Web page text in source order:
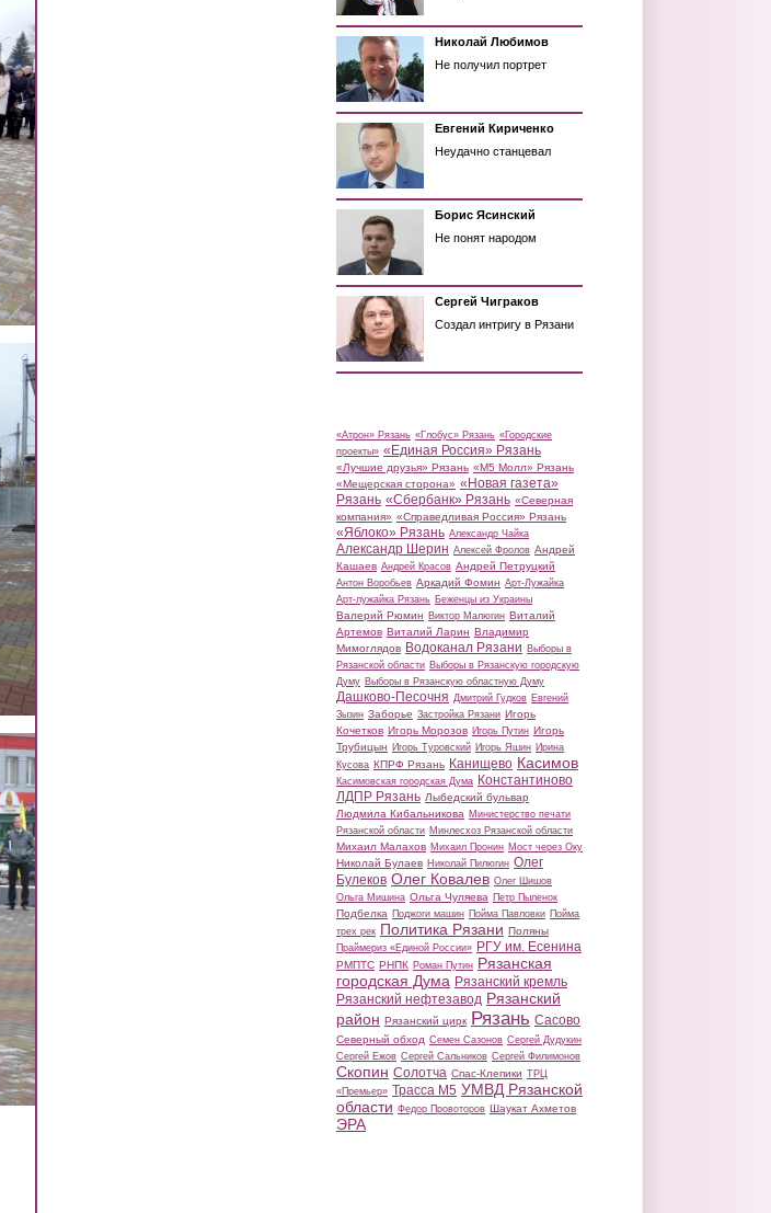
Николай Любимов
Не получил портрет
Евгений Кириченко
Неудачно станцевал
Борис Ясинский
Не понят народом
Сергей Чиграков
Создал интригу в Рязани
«Атрон» Рязань «Глобус» Рязань «Городские
проекты» «Единая Россия» Рязань
«Лучшие друзья» Рязань «М5 Молл» Рязань
«Мещерская сторона» «Новая газета»
Рязань «Сбербанк» Рязань «Северная
компания» «Справедливая Россия» Рязань
«Яблоко» Рязань Александр Чайка
Александр Шерин Алексей Фролов Андрей
Кашаев Андрей Красов Андрей Петруцкий
Антон Воробьев Аркадий Фомин Арт-Лужайка
Арт-лужайка Рязань Беженцы из Украины
Валерий Рюмин Виктор Малюгин Виталий
Артемов Виталий Ларин Владимир
Мимоглядов Водоканал Рязани Выборы в
Рязанской области Выборы в Рязанскую городскую
Думу Выборы в Рязанскую областную Думу
Дашково-Песочня Дмитрий Гудков Евгений
Зызин Заборье Застройка Рязани Игорь
Кочетков Игорь Морозов Игорь Путин Игорь
Трубицын Игорь Туровский Игорь Яшин Ирина
Кусова КПРФ Рязань Канищево Касимов
Касимовская городская Дума Константиново
ЛДПР Рязань Лыбедский бульвар
Людмила Кибальникова Министерство печати
Рязанской области Минлесхоз Рязанской области
Михаил Малахов Михаил Пронин Мост через Оку
Николай Булаев Николай Пилюгин Олег
Булеков Олег Ковалев Олег Шишов
Ольга Мишина Ольга Чуляева Петр Пыленок
Подбелка Поджоги машин Пойма Павловки Пойма
трех рек Политика Рязани Поляны
Праймериз «Единой России» РГУ им. Есенина
РМПТС РНПК Роман Путин Рязанская
городская Дума Рязанский кремль
Рязанский нефтезавод Рязанский
район Рязанский цирк Рязань Сасово
Северный обход Семен Сазонов Сергей Дудукин
Сергей Ежов Сергей Сальников Сергей Филимонов
Скопин Солотча Спас-Клепики ТРЦ
«Премьер» Трасса М5 УМВД Рязанской
области Федор Провоторов Шаукат Ахметов
ЭРА